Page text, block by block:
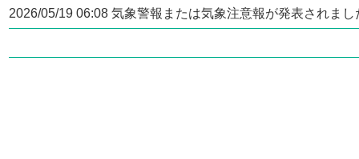
2026/05/19 06:08 気象警報または気象注意報が発表されまし